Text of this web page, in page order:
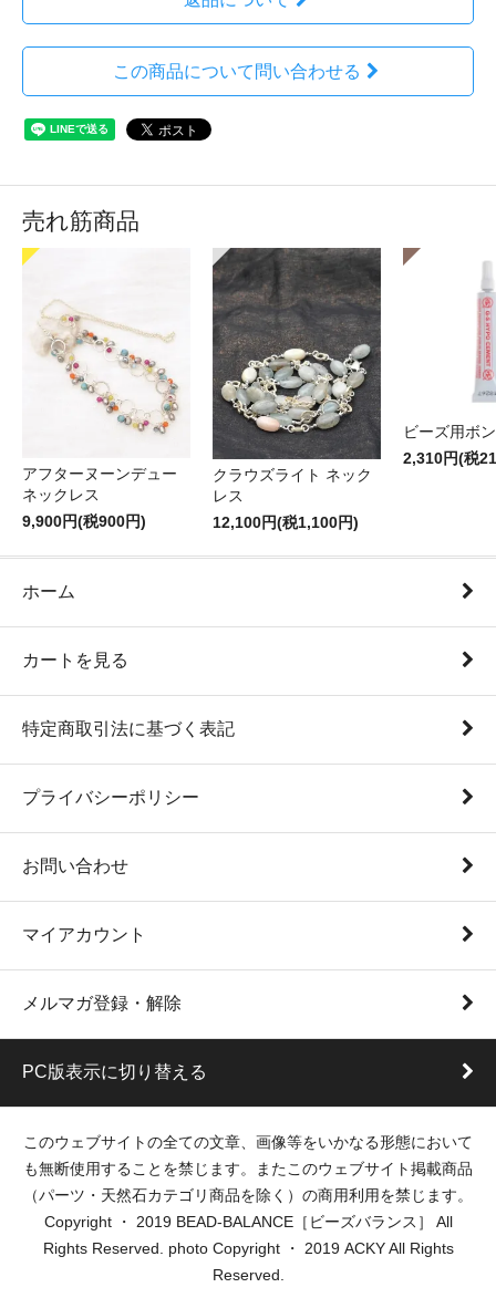
この商品について問い合わせる
売れ筋商品
アフターヌーンデュー
ネックレス
9,900円(税900円)
クラウズライト ネック
レス
12,100円(税1,100円)
ビーズ用ボ
2,310円(税
ホーム
カートを見る
特定商取引法に基づく表記
プライバシーポリシー
お問い合わせ
マイアカウント
メルマガ登録・解除
PC版表示に切り替える
このウェブサイトの全ての文章、画像等をいかなる形態において
も無断使用することを禁じます。またこのウェブサイト掲載商品
（パーツ・天然石カテゴリ商品を除く）の商用利用を禁じます。
Copyright ・ 2019 BEAD-BALANCE［ビーズバランス］ All
Rights Reserved. photo Copyright ・ 2019 ACKY All Rights
Reserved.